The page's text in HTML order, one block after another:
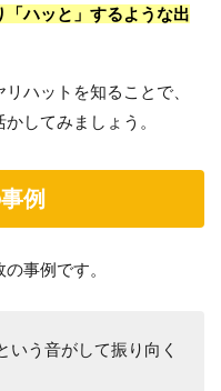
ハッと」するような出
ハットを知ることで、
してみましょう。
例
事例です。
いう音がして振り向く